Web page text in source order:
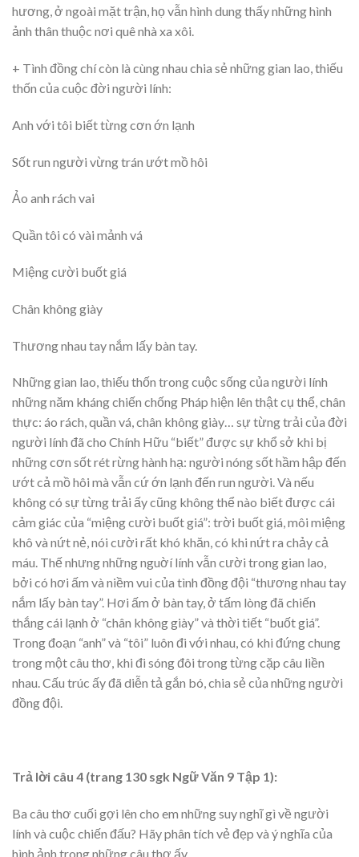
hương, ở ngoài mặt trận, họ vẫn hình dung thấy những hình
ảnh thân thuộc nơi quê nhà xa xôi.
+ Tình đồng chí còn là cùng nhau chia sẻ những gian lao, thiếu
thốn của cuộc đời người lính:
Anh với tôi biết từng cơn ớn lạnh
Sốt run người vừng trán ướt mồ hôi
Ảo anh rách vai
Quần tôi có vài mảnh vá
Miệng cười buốt giá
Chân không giày
Thương nhau tay nắm lấy bàn tay.
Những gian lao, thiếu thốn trong cuộc sống của người lính
những năm kháng chiến chống Pháp hiện lên thật cụ thể, chân
thực: áo rách, quần vá, chân không giày… sự từng trải của đời
người lính đã cho Chính Hữu “biết” được sự khổ sở khi bị
những cơn sốt rét rừng hành hạ: người nóng sốt hầm hập đến
ướt cả mồ hôi mà vẫn cứ ớn lạnh đến run người. Và nếu
không có sự từng trải ấy cũng không thể nào biết được cái
cảm giác của “miệng cười buốt giá”: trời buốt giá, môi miệng
khô và nứt nẻ, nói cười rất khó khăn, có khi nứt ra chảy cả
máu. Thế nhưng những nguờí lính vẫn cười trong gian lao,
bởi có hơi ấm và niềm vui của tình đồng đội “thương nhau tay
nắm lấy bàn tay”. Hơi ấm ở bàn tay, ở tấm lòng đã chiến
thắng cái lạnh ở “chân không giày” và thời tiết “buốt giá”.
Trong đoạn “anh” và “tôi” luôn đi với nhau, có khi đứng chung
trong một câu thơ, khi đi sóng đôi trong từng cặp câu liền
nhau. Cấu trúc ấy đã diễn tả gắn bó, chia sẻ của những người
đồng đội.
Trả lời câu 4 (trang 130 sgk Ngữ Văn 9 Tập 1):
Ba câu thơ cuối gợi lên cho em những suy nghĩ gì về người
lính và cuộc chiến đấu? Hãy phân tích vẻ đẹp và ý nghĩa của
hình ảnh trong những câu thơ ấy.